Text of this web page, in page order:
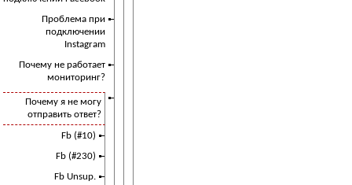
Проблема при
подключении
Instagram
Почему не работает
мониторинг?
Почему я не могу
отправить ответ?
Fb (#10)
Fb (#230)
Fb Unsup.